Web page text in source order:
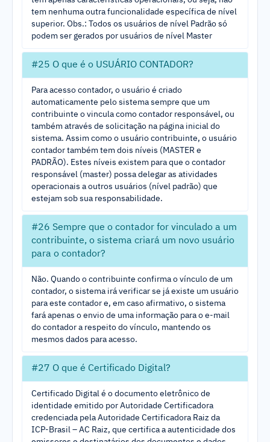
tem nenhuma outra funcionalidade específica de nível
superior. Obs.: Todos os usuários de nível Padrão só
podem ser gerados por usuários de nível Master
#25 O que é o USUÁRIO CONTADOR?
Para acesso contador, o usuário é criado
automaticamente pelo sistema sempre que um
contribuinte o vincula como contador responsável, ou
também através de solicitação na página inicial do
sistema. Assim como o usuário contribuinte, o usuário
contador também tem dois níveis (MASTER e
PADRÃO). Estes níveis existem para que o contador
responsável (master) possa delegar as atividades
operacionais a outros usuários (nível padrão) que
estejam sob sua responsabilidade.
#26 Sempre que o contador for vinculado a um
contribuinte, o sistema criará um novo usuário
para o contador?
Não. Quando o contribuinte confirma o vínculo de um
contador, o sistema irá verificar se já existe um usuário
para este contador e, em caso afirmativo, o sistema
fará apenas o envio de uma informação para o e-mail
do contador a respeito do vínculo, mantendo os
mesmos dados para acesso.
#27 O que é Certificado Digital?
Certificado Digital é o documento eletrônico de
identidade emitido por Autoridade Certificadora
credenciada pela Autoridade Certificadora Raiz da
ICP-Brasil – AC Raiz, que certifica a autenticidade dos